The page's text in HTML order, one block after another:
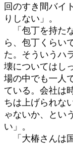
回のすき間バイ
りしない」。
「包丁を持た
ら、包丁くらい
た。そういうハ
壊についてはし
場の中でも一人
ている。会社は
ちは上げられな
ゃないか、とい
い」。
「大椿さんは